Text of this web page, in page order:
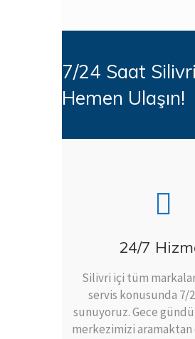
7/24 Saat
Hemen Ulaşın!
24/7
Silivri içi tüm
servis konusunda 7/
sunuyoruz. Gece
merkezimizi aramaktan